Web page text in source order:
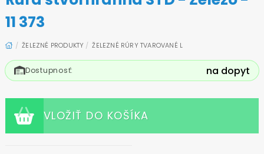
11 373
ŽELEZNÉ PRODUKTY ŽELEZNÉ RÚRY TVAROVANÉ L
Dostupnosť: na dopyt
VLOŽIŤ DO KOŠÍKA